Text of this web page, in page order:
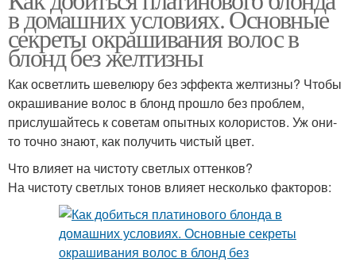
в домашних условиях. Основные
секреты окрашивания волос в
блонд без желтизны
Как осветлить шевелюру без эффекта желтизны? Чтобы
окрашивание волос в блонд прошло без проблем,
прислушайтесь к советам опытных колористов. Уж они-
то точно знают, как получить чистый цвет.
Что влияет на чистоту светлых оттенков?
На чистоту светлых тонов влияет несколько факторов: